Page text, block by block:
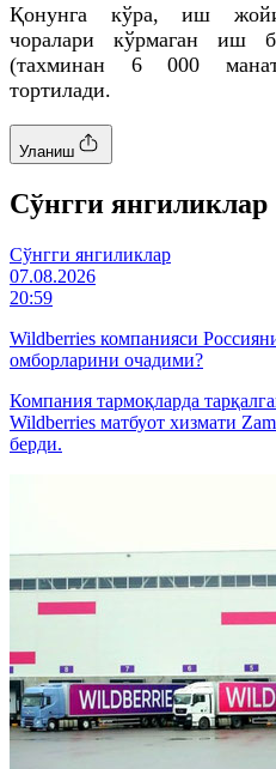
Қонунга кўра, иш
чоралари кўрмаган иш
(тахминан 6 000
тортилади.
Уланиш
Cўнгги янгиликлар
Cўнгги янгиликлар
07.08.2026
20:59
Wildberries компанияси
омборларини очадими?
Компания тармоқларда
Wildberries матбуот хизмати
берди.